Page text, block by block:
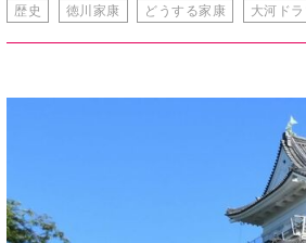
歴史 徳川家康 どうする家康 大河ド